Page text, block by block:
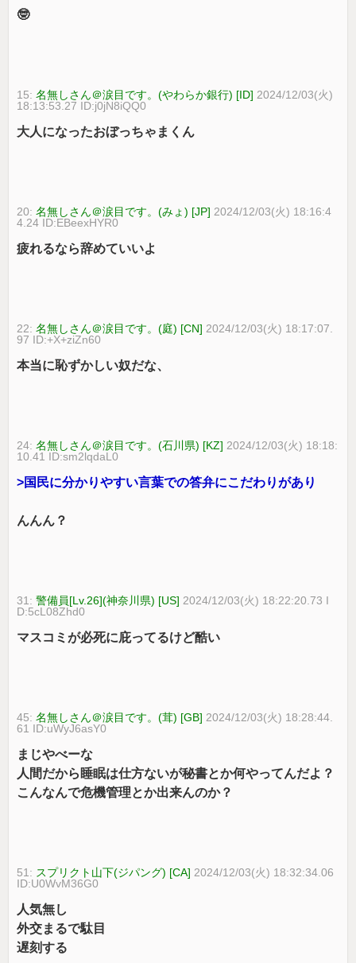
🤓
15:名無しさん＠涙目です。(やわらか銀行) [ID] 2024/12/03(火)
18:13:53.27 ID:j0jN8iQQ0
大人になったおぼっちゃまくん
20:名無しさん＠涙目です。(みょ) [JP] 2024/12/03(火) 18:16:4
4.24 ID:EBeexHYR0
疲れるなら辞めていいよ
22:名無しさん＠涙目です。(庭) [CN] 2024/12/03(火) 18:17:07.
97 ID:+X+ziZn60
本当に恥ずかしい奴だな、
24:名無しさん＠涙目です。(石川県) [KZ] 2024/12/03(火) 18:18:
10.41 ID:sm2lqdaL0
>国民に分かりやすい言葉での答弁にこだわりがあり
んんん？
31:警備員[Lv.26](神奈川県) [US] 2024/12/03(火) 18:22:20.73 I
D:5cL08Zhd0
マスコミが必死に庇ってるけど酷い
45:名無しさん＠涙目です。(茸) [GB] 2024/12/03(火) 18:28:44.
61 ID:uWyJ6asY0
まじやべーな
人間だから睡眠は仕方ないが秘書とか何やってんだよ？
こんなんで危機管理とか出来んのか？
51: スプリクト山下(ジパング) [CA] 2024/12/03(火) 18:32:34.06
ID:U0WvM36G0
人気無し
外交まるで駄目
遅刻する